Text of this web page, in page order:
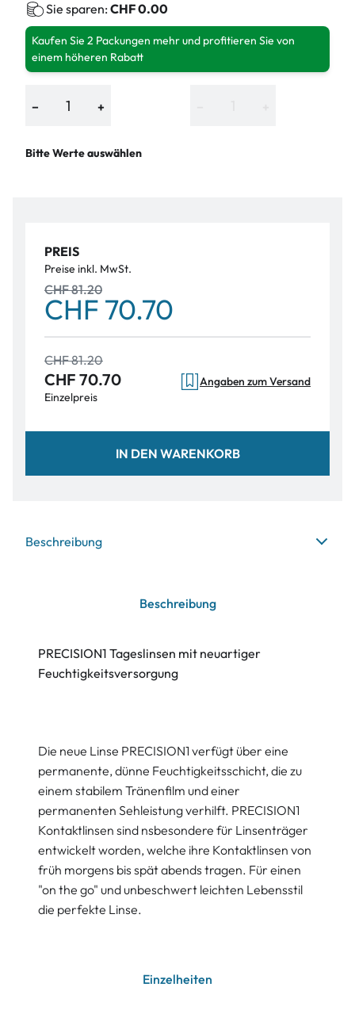
Sie sparen: CHF 0.00
Kaufen Sie 2 Packungen mehr und profitieren Sie von
einem höheren Rabatt
− +
Bitte Werte auswählen
PREIS
Preise inkl. MwSt.
CHF 81.20
CHF 70.70
CHF 81.20
CHF 70.70
Einzelpreis
Angaben zum Versand
IN DEN WARENKORB
Beschreibung
Beschreibung
PRECISION1 Tageslinsen mit neuartiger
Feuchtigkeitsversorgung
Die neue Linse PRECISION1 verfügt über eine
permanente, dünne Feuchtigkeitsschicht, die zu
einem stabilem Tränenfilm und einer
permanenten Sehleistung verhilft. PRECISION1
Kontaktlinsen sind nsbesondere für Linsenträger
entwickelt worden, welche ihre Kontaktlinsen von
früh morgens bis spät abends tragen. Für einen
"on the go" und unbeschwert leichten Lebensstil
die perfekte Linse.
Einzelheiten